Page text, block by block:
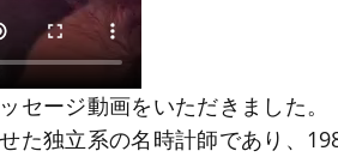
セージ動画をいただきました。
た独立系の名時計師であり、